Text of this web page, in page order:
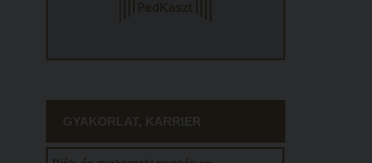
GYAKORLAT, KARRIER